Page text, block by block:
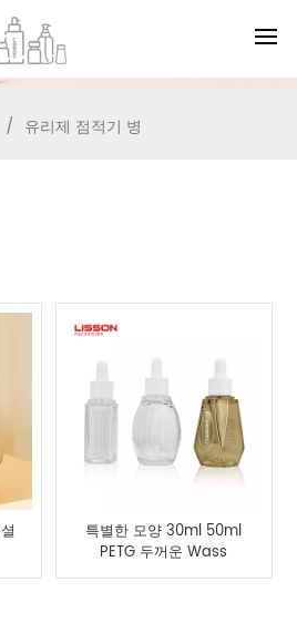
찾다
/ 유리제 점적기 병
특별한 모양 30ml 50ml
PETG 두꺼운 Wass
Dropper 병 제공